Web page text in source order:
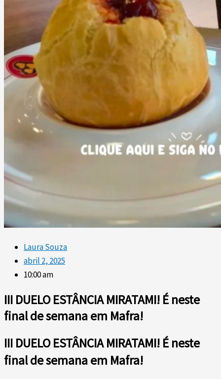
Laura Souza
abril 2, 2025
10:00 am
III DUELO ESTÂNCIA MIRATAMI! É neste
final de semana em Mafra!
III DUELO ESTÂNCIA MIRATAMI! É neste
final de semana em Mafra!